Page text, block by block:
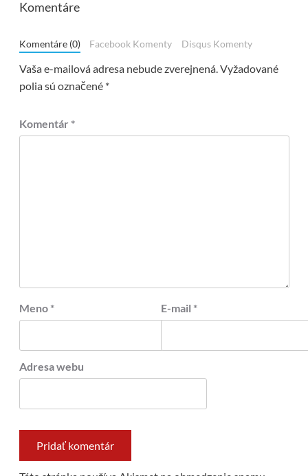
Komentáre
Komentáre (0) Facebook Komenty Disqus Komenty
Vaša e-mailová adresa nebude zverejnená.Vyžadované
polia sú označené *
Komentár *
Meno * E-mail *
Adresa webu